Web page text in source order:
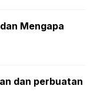
Mengapa
dan perbuatan